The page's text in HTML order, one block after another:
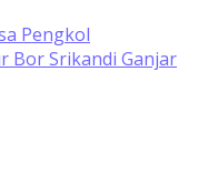
Pengkol
Bor Srikandi Ganjar